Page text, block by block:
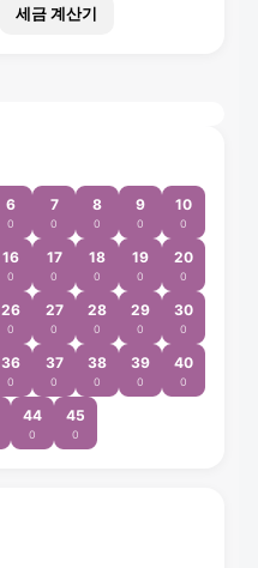
세금 계산기
6
0
7
0
8
0
9
0
10
0
16
0
17
0
18
0
19
0
20
0
26
0
27
0
28
0
29
0
30
0
36
0
37
0
38
0
39
0
40
0
44
0
45
0